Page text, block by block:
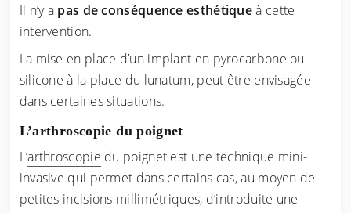
Il n’y a pas de conséquence esthétiqueà cette
intervention.
La mise en place d’un implant en pyrocarbone ou
silicone à la place du lunatum, peut être envisagée
dans certaines situations.
L’arthroscopie du poignet
L’arthroscopie du poignet est une technique mini-
invasive qui permet dans certains cas, au moyen de
petites incisions millimétriques, d’introduite une